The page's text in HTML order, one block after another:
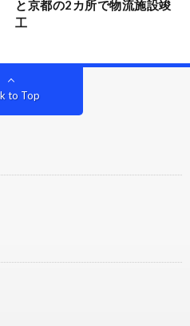
と京都の2カ所で物流施設竣
工
to Top